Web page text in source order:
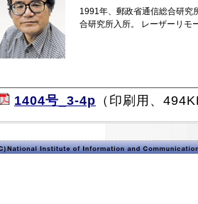
1991年、郵政省通信総合研究
合研究所入所。 レーザーリモ
1404号_3-4p （印刷用、